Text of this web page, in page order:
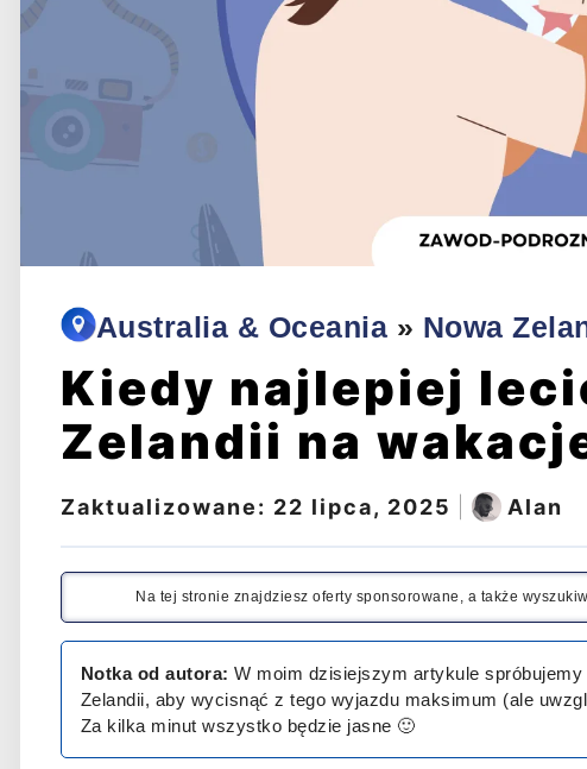
Australia & Oceania » Nowa
Kiedy najlepiej
Zelandii na
Zaktualizowane: 22 lipca, 2025 Alan
Na tej stronie znajdziesz oferty sponsorowane, a także
Notka od autora: W moim dzisiejszym artykule
Zelandii, aby wycisnąć z tego wyjazdu maksimum (ale
Za kilka minut wszystko będzie jasne 🙂